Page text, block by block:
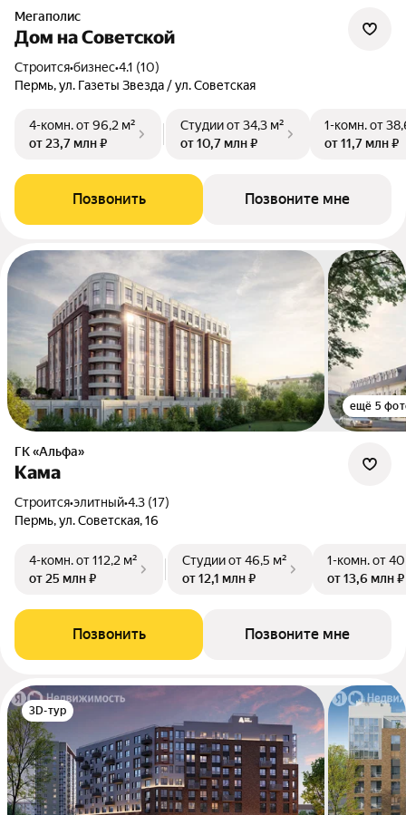
Мегаполис
Дом на Советской
Строится•бизнес•4.1 (10)
Пермь, ул. Газеты Звезда / ул. Советская
4-комн.от 96,2 м²
от 23,7 млн ₽
Студииот 34,3 м²
от 10,7 млн ₽
1-комн.от
от 11,7 млн ₽
Позвонить Позвоните мне
ещё 5
ГК «Альфа»
Кама
Строится•элитный•4.3 (17)
Пермь, ул. Советская, 16
4-комн.от 112,2 м²
от 25 млн ₽
Студииот 46,5 м²
от 12,1 млн ₽
1-комн.от
от 13,6 млн ₽
Позвонить Позвоните мне
3D-тур